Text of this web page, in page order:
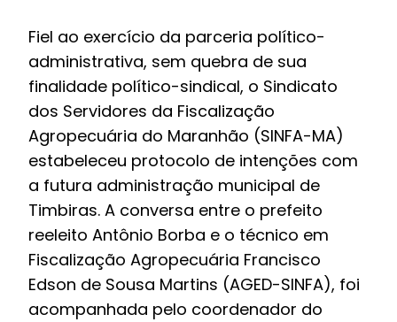
Fiel ao exercício da parceria político-
administrativa, sem quebra de sua
finalidade político-sindical, o Sindicato
dos Servidores da Fiscalização
Agropecuária do Maranhão (SINFA-MA)
estabeleceu protocolo de intenções com
a futura administração municipal de
Timbiras. A conversa entre o prefeito
reeleito Antônio Borba e o técnico em
Fiscalização Agropecuária Francisco
Edson de Sousa Martins (AGED-SINFA), foi
acompanhada pelo coordenador do